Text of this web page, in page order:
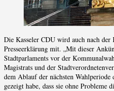
Die Kasseler CDU wird auch nach
Presseerklärung mit. „Mit dieser
Stadtparlaments vor der
Magistrats und der
dem Ablauf der nächsten
gezeigt habe, dass sie ohne Probleme